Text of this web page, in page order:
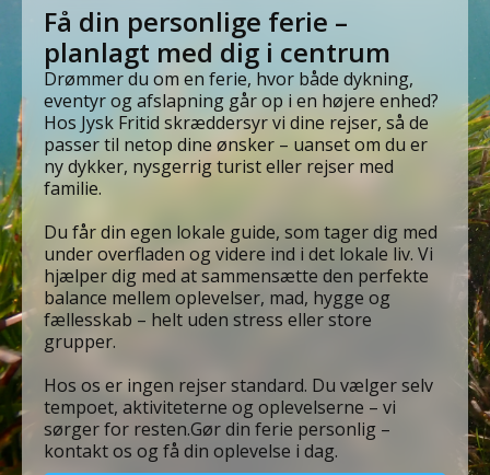
Få din personlige ferie –
planlagt med dig i centrum
Drømmer du om en ferie, hvor både dykning,
eventyr og afslapning går op i en højere enhed?
Hos Jysk Fritid skræddersyr vi dine rejser, så de
passer til netop dine ønsker – uanset om du er
ny dykker, nysgerrig turist eller rejser med
familie.
Du får din egen lokale guide, som tager dig med
under overfladen og videre ind i det lokale liv. Vi
hjælper dig med at sammensætte den perfekte
balance mellem oplevelser, mad, hygge og
fællesskab – helt uden stress eller store
grupper.
Hos os er ingen rejser standard. Du vælger selv
tempoet, aktiviteterne og oplevelserne – vi
sørger for resten.Gør din ferie personlig –
kontakt os og få din oplevelse i dag.